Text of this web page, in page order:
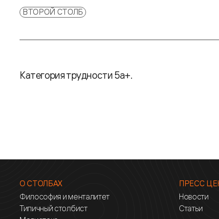
ВТОРОЙ СТОЛБ
Категория трудности 5а+.
О СТОЛБАХ
Философия и менталитет
Типичный столбист
ПРЕСС
Новости
Статьи